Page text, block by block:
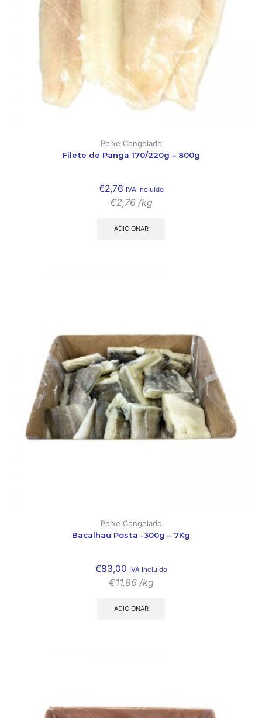
Peixe Congelado
Filete de Panga 170/220g – 800g
€2,76 IVA Incluído
€2,76 /kg
ADICIONAR
Peixe Congelado
Bacalhau Posta -300g – 7Kg
€83,00 IVA Incluído
€11,86 /kg
ADICIONAR